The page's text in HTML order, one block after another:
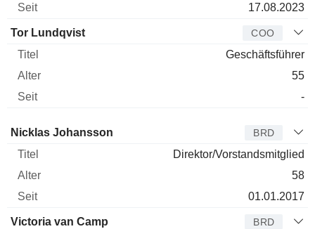
17.08.2023
Tor Lundqvist COO
Geschäftsführer
55
-
Verwaltungsratsmitglied
Nicklas Johansson BRD
Direktor/Vorstandsmitglied
58
01.01.2017
Victoria van Camp BRD